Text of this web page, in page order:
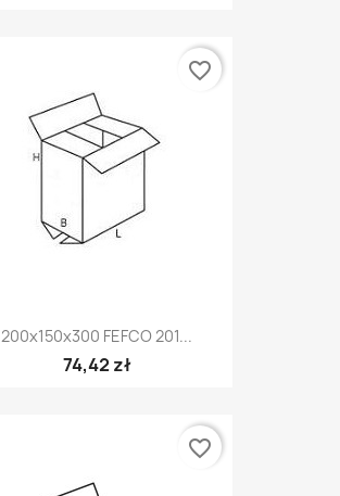
200x150x300 FEFCO 201...
74,42 zł
favorite_border
favorite_border